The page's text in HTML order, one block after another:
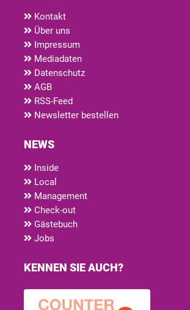
Kontakt
Über uns
Impressum
Mediadaten
Datenschutz
AGB
RSS-Feed
Newsletter bestellen
NEWS
Inside
Local
Management
Check-out
Gästebuch
Jobs
KENNEN SIE AUCH?